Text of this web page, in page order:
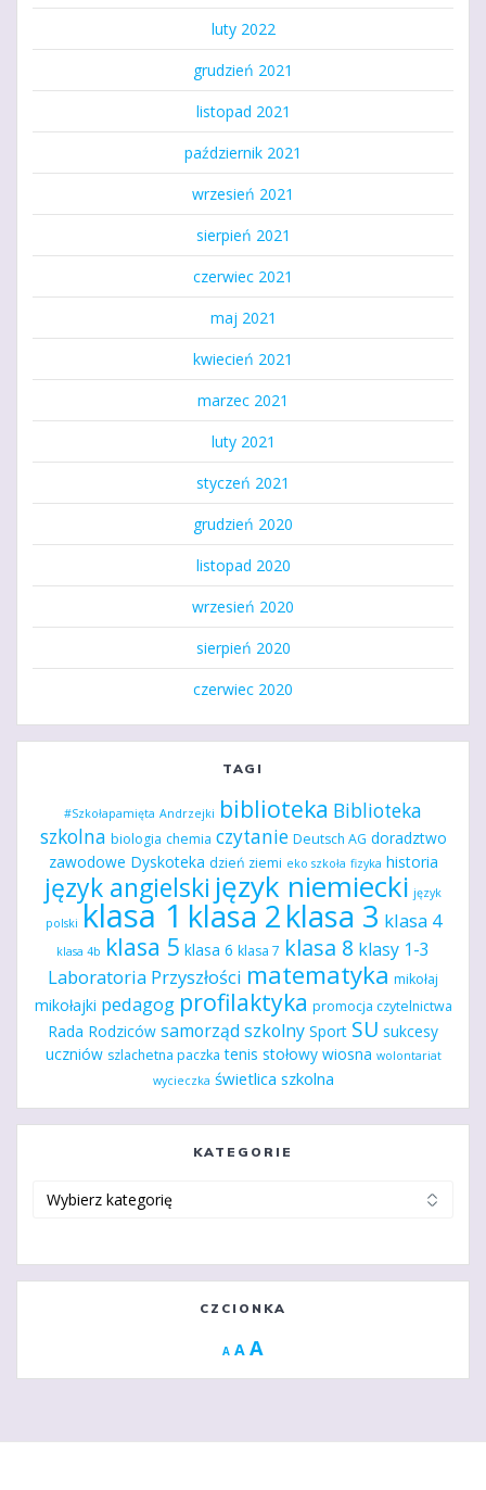
luty 2022
grudzień 2021
listopad 2021
październik 2021
wrzesień 2021
sierpień 2021
czerwiec 2021
maj 2021
kwiecień 2021
marzec 2021
luty 2021
styczeń 2021
grudzień 2020
listopad 2020
wrzesień 2020
sierpień 2020
czerwiec 2020
TAGI
#Szkołapamięta Andrzejki biblioteka Biblioteka
szkolna biologia chemia czytanie Deutsch AG doradztwo
zawodowe Dyskoteka dzień ziemi eko szkoła fizyka historia
język angielski język niemiecki język
polski klasa 1 klasa 2klasa 3 klasa 4
klasa 4b klasa 5 klasa 6 klasa 7 klasa 8 klasy 1-3
Laboratoria Przyszłości matematyka mikołaj
mikołajki pedagog profilaktyka promocja czytelnictwa
Rada Rodziców samorząd szkolny Sport SU sukcesy
uczniów szlachetna paczka tenis stołowy wiosna wolontariat
wycieczka świetlica szkolna
KATEGORIE
CZCIONKA
A Decrease
A Reset
A